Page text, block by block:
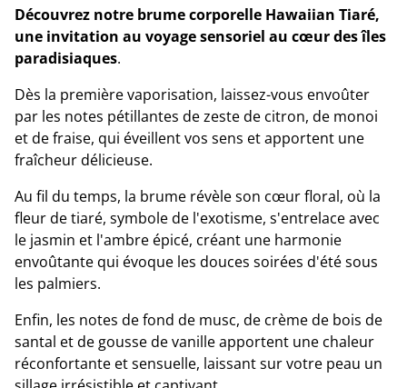
Découvrez notre brume corporelle Hawaiian Tiaré,
une invitation au voyage sensoriel au cœur des îles
paradisiaques.
Dès la première vaporisation, laissez-vous envoûter
par les notes pétillantes de zeste de citron, de monoi
et de fraise, qui éveillent vos sens et apportent une
fraîcheur délicieuse.
Au fil du temps, la brume révèle son cœur floral, où la
fleur de tiaré, symbole de l'exotisme, s'entrelace avec
le jasmin et l'ambre épicé, créant une harmonie
envoûtante qui évoque les douces soirées d'été sous
les palmiers.
Enfin, les notes de fond de musc, de crème de bois de
santal et de gousse de vanille apportent une chaleur
réconfortante et sensuelle, laissant sur votre peau un